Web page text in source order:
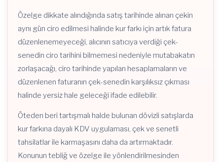
Özelge dikkate alındığında satış tarihinde alınan çekin
aynı gün ciro edilmesi halinde kur farkı için artık fatura
düzenlenemeyeceği, alıcının satıcıya verdiği çek-
senedin ciro tarihini bilmemesi nedeniyle mutabakatın
zorlaşacağı, ciro tarihinde yapılan hesaplamaların ve
düzenlenen faturanın çek-senedin karşılıksız çıkması
halinde yersiz hale geleceği ifade edilebilir.
Öteden beri tartışmalı halde bulunan dövizli satışlarda
kur farkına dayalı KDV uygulaması, çek ve senetli
tahsilatlar ile karmaşasını daha da artırmaktadır.
Konunun tebliğ ve özelge ile yönlendirilmesinden